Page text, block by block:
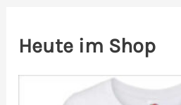
Heute im Shop